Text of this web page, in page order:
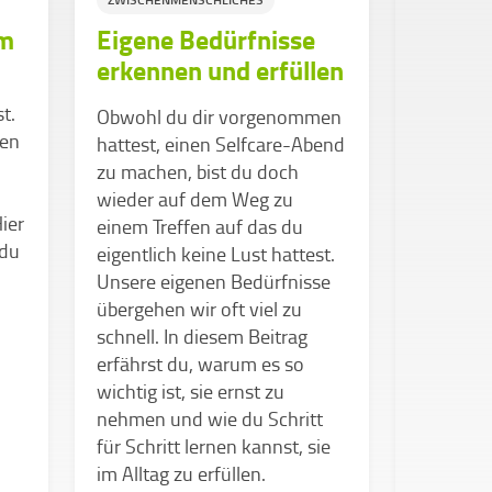
Eigene Bedürfnisse
erkennen und erfüllen
Obwohl du dir vorgenommen
hattest, einen Selfcare-Abend
zu machen, bist du doch
wieder auf dem Weg zu
einem Treffen auf das du
eigentlich keine Lust hattest.
Unsere eigenen Bedürfnisse
übergehen wir oft viel zu
schnell. In diesem Beitrag
erfährst du, warum es so
wichtig ist, sie ernst zu
nehmen und wie du Schritt
für Schritt lernen kannst, sie
im Alltag zu erfüllen.